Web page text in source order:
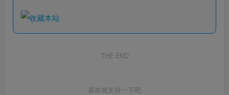
THE END
喜欢就支持一下吧